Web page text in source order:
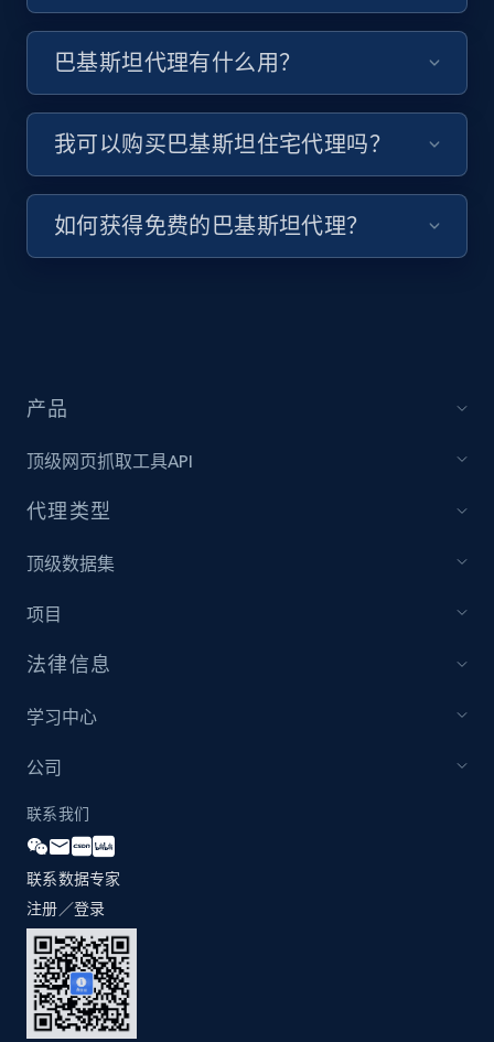
巴基斯坦代理有什么用？
我可以购买巴基斯坦住宅代理吗？
如何获得免费的巴基斯坦代理？
产品
顶级网页抓取工具API
代理类型
顶级数据集
项目
法律信息
学习中心
公司
联系我们
联系数据专家
注册／登录